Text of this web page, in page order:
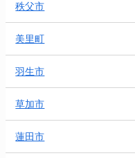
秩父市
美里町
羽生市
草加市
蓮田市